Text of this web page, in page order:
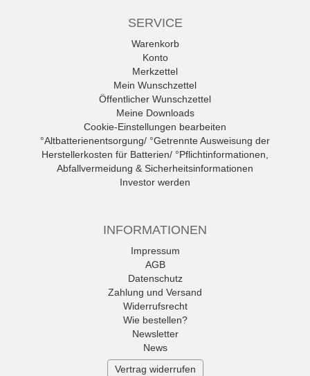
SERVICE
Warenkorb
Konto
Merkzettel
Mein Wunschzettel
Öffentlicher Wunschzettel
Meine Downloads
Cookie-Einstellungen bearbeiten
°Altbatterienentsorgung/ °Getrennte Ausweisung der
Herstellerkosten für Batterien/ °Pflichtinformationen,
Abfallvermeidung & Sicherheitsinformationen
Investor werden
INFORMATIONEN
Impressum
AGB
Datenschutz
Zahlung und Versand
Widerrufsrecht
Wie bestellen?
Newsletter
News
Vertrag widerrufen